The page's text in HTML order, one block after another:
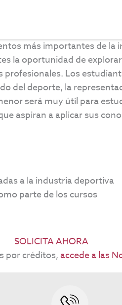
más importantes de la
la oportunidad de
Los
del deporte, la
será muy útil para
aspiran a aplicar sus
a la industria deportiva
parte de los cursos
SOLICITA AHORA
por créditos, accede a las